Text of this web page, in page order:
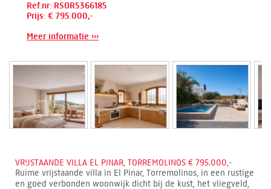
Ref.nr: RSOR5366185
Prijs: € 795.000,-
Meer informatie ›››
VRIJSTAANDE VILLA EL PINAR, TORREMOLINOS € 795.000,-
Ruime vrijstaande villa in El Pinar, Torremolinos, in een rustige
en goed verbonden woonwijk dicht bij de kust, het vliegveld,